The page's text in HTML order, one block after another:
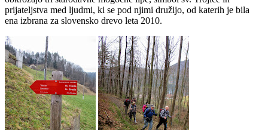
prijateljstva med ljudmi, ki se pod njimi družijo, od katerih je bila
ena izbrana za slovensko drevo leta 2010.